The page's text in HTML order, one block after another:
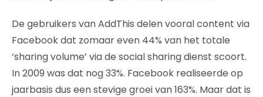
De gebruikers van AddThis delen vooral content via
Facebook dat zomaar even 44% van het totale
‘sharing volume’ via de social sharing dienst scoort.
In 2009 was dat nog 33%. Facebook realiseerde op
jaarbasis dus een stevige groei van 163%. Maar dat is